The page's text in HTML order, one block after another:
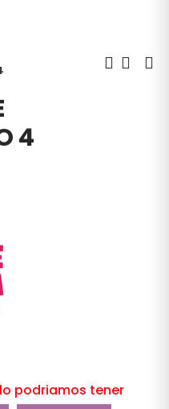
4
podriamos tener